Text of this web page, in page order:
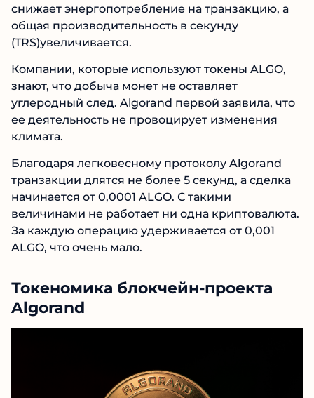
снижает энергопотребление на транзакцию, а
общая производительность в секунду
(TRS)увеличивается.
Компании, которые используют токены ALGO,
знают, что добыча монет не оставляет
углеродный след. Algorand первой заявила, что
ее деятельность не провоцирует изменения
климата.
Благодаря легковесному протоколу Algorand
транзакции длятся не более 5 секунд, а сделка
начинается от 0,0001 ALGO. С такими
величинами не работает ни одна криптовалюта.
За каждую операцию удерживается от 0,001
ALGO, что очень мало.
Токеномика блокчейн-проекта
Algorand